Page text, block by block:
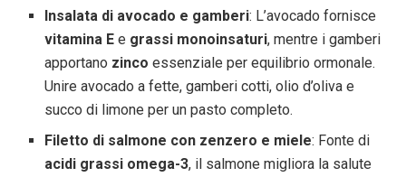
Insalata di avocado e gamberi: L’avocado fornisce
vitamina E e grassi monoinsaturi, mentre i gamberi
apportano zinco essenziale per equilibrio ormonale.
Unire avocado a fette, gamberi cotti, olio d’oliva e
succo di limone per un pasto completo.
Filetto di salmone con zenzero e miele: Fonte di
acidi grassi omega-3, il salmone migliora la salute